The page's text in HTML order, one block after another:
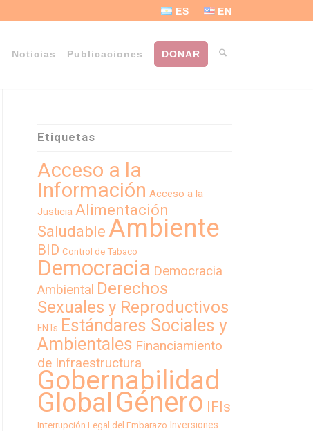
ES EN
Noticias Publicaciones DONAR
Etiquetas
Acceso a la
Información Acceso a la
Justicia Alimentación
Saludable Ambiente
BID Control de Tabaco
Democracia Democracia
Ambiental Derechos
Sexuales y Reproductivos
ENTs Estándares Sociales y
Ambientales Financiamiento
de Infraestructura
Gobernabilidad
GlobalGénero IFIs
Interrupción Legal del Embarazo Inversiones